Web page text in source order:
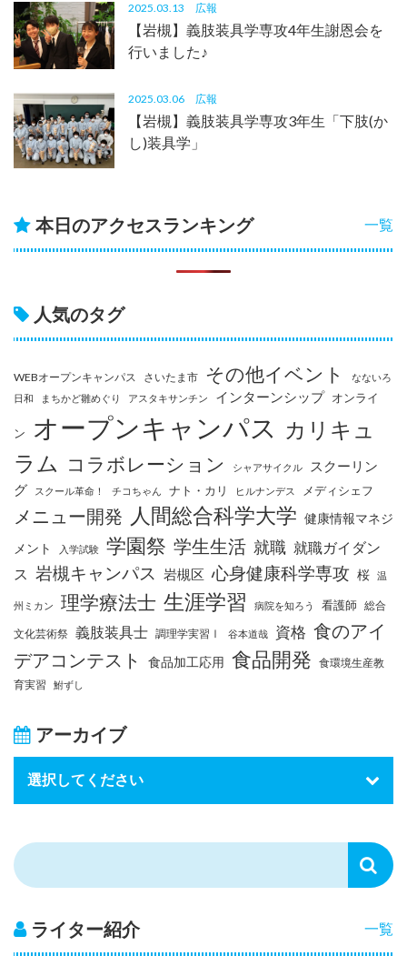
2025.03.13 広報
【岩槻】義肢装具学専攻4年生謝恩会を
行いました♪
2025.03.06 広報
【岩槻】義肢装具学専攻3年生「下肢(か
し)装具学」
一覧
本日のアクセスランキング
人気のタグ
WEBオープンキャンパス さいたま市 その他イベント
なないろ
日和
まちかど雛めぐり アスタキサンチン インターンシップ オンライ
ン オープンキャンパス カリキュ
ラム コラボレーション シャアサイクル
スクーリン
グ
スクール革命！ チコちゃん ナト・カリ ヒルナンデス メディシェフ
メニュー開発 人間総合科学大学 健康情報マネジ
メント
入学試験 学園祭 学生生活 就職 就職ガイダン
ス 岩槻キャンパス 岩槻区 心身健康科学専攻 桜 温
州ミカン 理学療法士 生涯学習 病院を知ろう 看護師 総合
文化芸術祭 義肢装具士 調理学実習Ⅰ 谷本道哉 資格 食のアイ
デアコンテスト
食品加工応用 食品開発 食環境生産教
育実習
鮒ずし
アーカイブ
一覧
ライター紹介